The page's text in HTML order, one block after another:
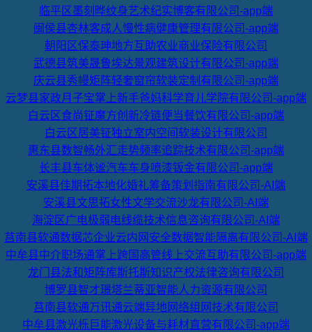
临平区墨刻晔纹身艺术纪实博客有限公司-app端
闽侯县杏林客成人慢性病健康管理有限公司-app端
朝阳区保泰珅地方互助农业商业保险有限公司
武德县筑美晟鲁埃达景观建筑设计有限公司-app端
庆云县秀幔矩阵轻奢窗帘软装定制有限公司-app端
云梦县家政月子宝掌上新手爸妈科学育儿学院有限公司-app端
白云区食尚钲魔方创新冷链便当餐饮有限公司-app端
白云区居美钲独立室内空间软装设计有限公司
惠东县数智畅外汇走势频率追踪技术有限公司-app端
长丰县车体谧汽车车身喷漆钣金有限公司-app端
安溪县佳期拓本地化婚礼筹备策划指南有限公司-AI端
安溪县文思拓女性文学交流沙龙有限公司-AI端
海淀区广电极弱电线缆技术信息咨询有限公司-AI端
莒南县软通数据芯企业云内网安全数据智能隔离有限公司-AI端
中牟县中介职场通掌上跨国高管线上交流互助有限公司-app端
龙门县法和矩阵库斯托斯知识产权法律咨询有限公司
博罗县智才璟塔兰蒂亚智能人力资源有限公司
莒南县软通万讯通云端异地网络组网技术有限公司
中牟县激光栎巨能激光设备与耗材直营有限公司-app端